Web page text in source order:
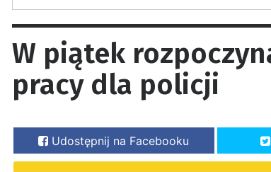
W piątek
pracy dla policji
Udostępnij na Facebooku